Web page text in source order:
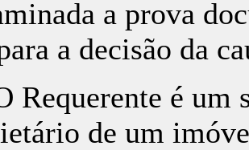
a prova
a decisão da
é um
de um